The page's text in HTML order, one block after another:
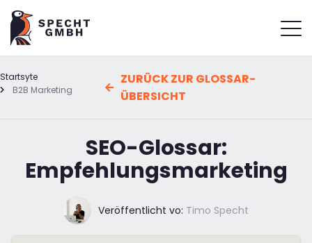
Startsyte
B2B Marketing
ZURÜCK ZUR GLOSSAR-
ÜBERSICHT
SEO-Glossar:
Empfehlungsmarketing
Veröffentlicht vo: Timo Specht